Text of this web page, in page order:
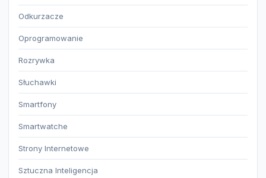
Odkurzacze
Oprogramowanie
Rozrywka
Słuchawki
Smartfony
Smartwatche
Strony Internetowe
Sztuczna Inteligencja